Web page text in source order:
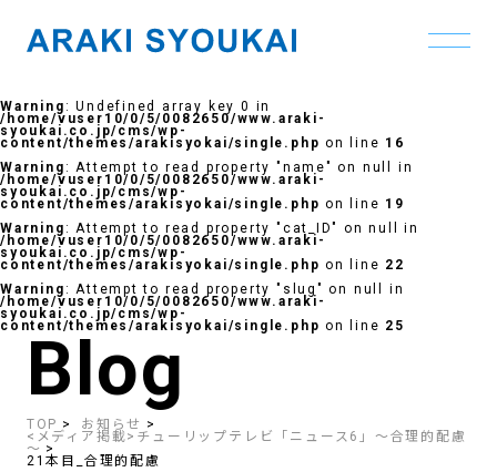
to
the
content
Warning : Undefined array key 0 in
/home/vuser10/0/5/0082650/www.araki-
syoukai.co.jp/cms/wp-
content/themes/arakisyokai/single.php on line 16
Warning : Attempt to read property "name" on null in
/home/vuser10/0/5/0082650/www.araki-
syoukai.co.jp/cms/wp-
content/themes/arakisyokai/single.php on line 19
Warning : Attempt to read property "cat_ID" on null in
/home/vuser10/0/5/0082650/www.araki-
syoukai.co.jp/cms/wp-
content/themes/arakisyokai/single.php on line 22
Warning : Attempt to read property "slug" on null in
/home/vuser10/0/5/0082650/www.araki-
syoukai.co.jp/cms/wp-
content/themes/arakisyokai/single.php on line 25
Blog
TOP お知らせ
<メディア掲載>チューリップテレビ「ニュース6」～合理的配慮
～
21本目_合理的配慮